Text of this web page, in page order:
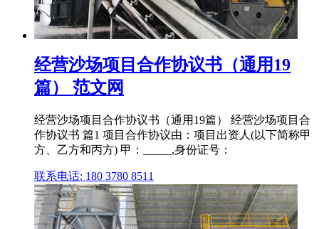
经营沙场项目合作协议书（通用19
篇） 范文网
经营沙场项目合作协议书（通用19篇） 经营沙场项目合
作协议书 篇1 项目合作协议由：项目出资人(以下简称甲
方、乙方和丙方) 甲：_____,身份证号：
联系电话: 180 3780 8511